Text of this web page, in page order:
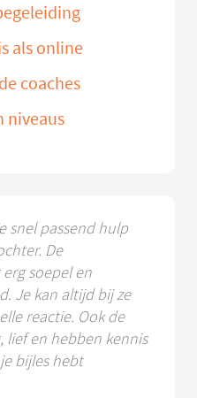
als online
coaches
niveaus
snel passend hulp
De
soepel en
Je kan altijd bij ze
reactie. Ook de
lief en hebben kennis
bijles hebt